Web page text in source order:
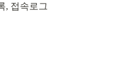
, 접속로그